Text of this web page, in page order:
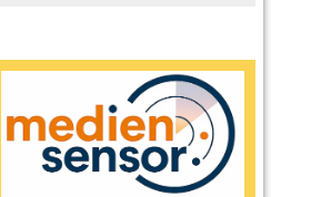
Reisen, Events & Sport
E-Cards